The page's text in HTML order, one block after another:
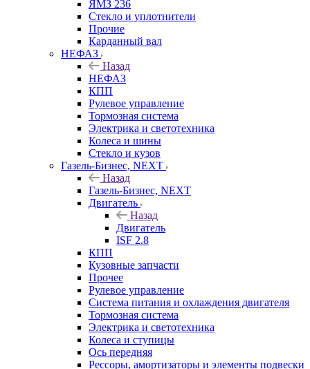
ЯМЗ 236
Стекло и уплотнители
Прочие
Карданный вал
НЕФАЗ
Назад
НЕФАЗ
КПП
Рулевое управление
Тормозная система
Электрика и светотехника
Колеса и шины
Стекло и кузов
Газель-Бизнес, NEXT
Назад
Газель-Бизнес, NEXT
Двигатель
Назад
Двигатель
ISF 2.8
КПП
Кузовные запчасти
Прочее
Рулевое управление
Система питания и охлаждения двигателя
Тормозная система
Электрика и светотехника
Колеса и ступицы
Ось передняя
Рессоры, амортизаторы и элементы подвески